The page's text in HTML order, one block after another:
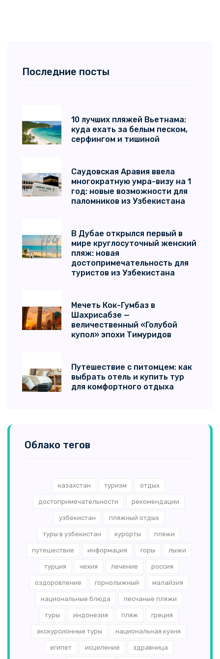
Последние посты
10 лучших пляжей Вьетнама:
куда ехать за белым песком,
серфингом и тишиной
Саудовская Аравия ввела
многократную умра-визу на 1
год: новые возможности для
паломников из Узбекистана
В Дубае открылся первый в
мире круглосуточный женский
пляж: новая
достопримечательность для
туристов из Узбекистана
Мечеть Кок-Гумбаз в
Шахрисабзе —
величественный «Голубой
купол» эпохи Тимуридов
Путешествие с питомцем: как
выбрать отель и купить тур
для комфортного отдыха
Облако тегов
казахстан туризм отдых
достопримечательности рекомендации
узбекистан пляжный отдых
туры в узбекистан курорты пляжи
путешествие информация горы лыжи
турция чехия лечение россия
оздоровление горнолыжный малайзия
национальные блюда песчаные пляжи
туры индонезия пляж греция
экскурсионные туры национальная кухня
египет исцеление здравница